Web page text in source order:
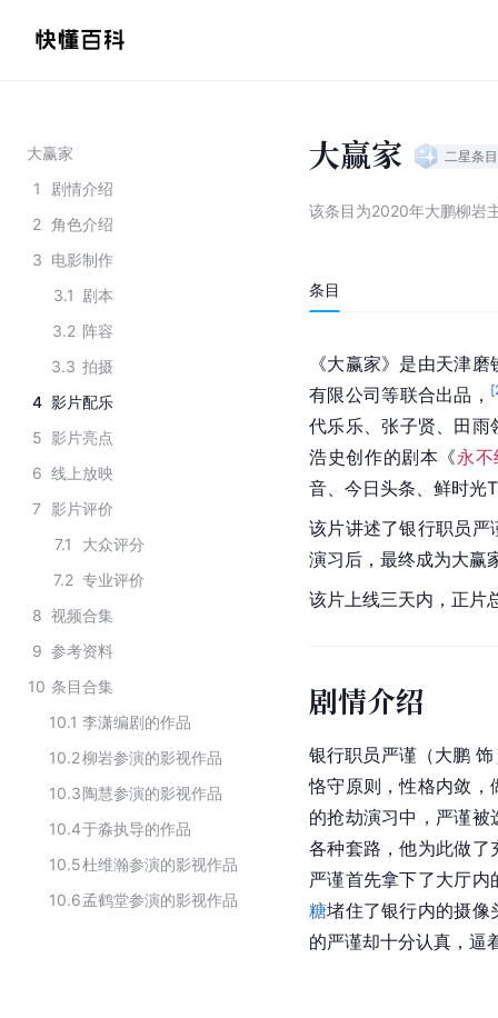
大赢家
1
剧情介绍
2 角色介绍
3 电影制作
3.1 剧本
3.2 阵容
3.3 拍摄
4 影片配乐
5 影片亮点
6 线上放映
7 影片评价
7.1
大众评分
7.2 专业评价
8 视频合集
9 参考资料
10 条目合集
10.1 李潇编剧的作品
10.2柳岩参演的影视作品
10.3陶慧参演的影视作品
10.4于淼执导的作品
10.5杜维瀚参演的影视作品
10.6孟鹤堂参演的影视作品
大赢家 二星条目
该条目为2020年大鹏柳岩
条目
《大赢家》是由天津
有限公司等联合出品， [
代乐乐、张子贤、田雨
浩史创作的剧本《永
音、今日头条、鲜时光
该片讲述了银行职员严
演习后，最终成为大赢
该片上线三天内，正片
剧情介绍
银行职员严谨（大鹏
恪守原则，性格内敛，
的抢劫演习中，严谨
各种套路，他为此做了
严谨首先拿下了大厅
糖堵住了银行内的摄像
的严谨却十分认真，逼